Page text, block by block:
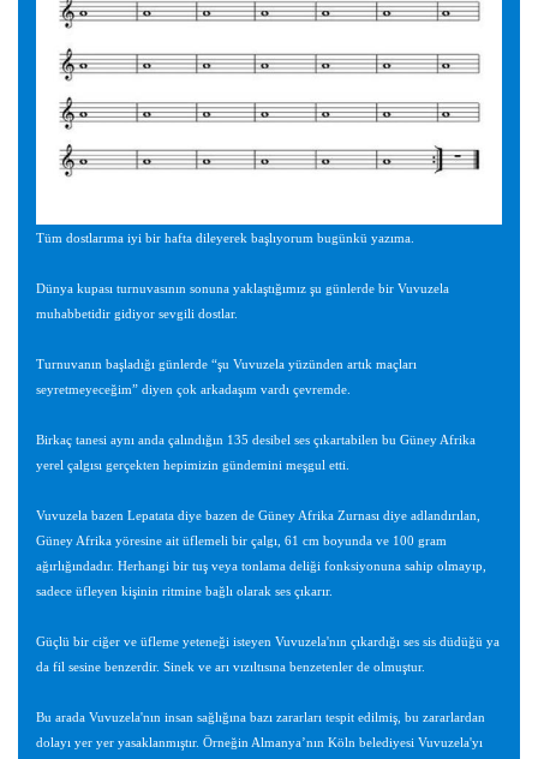
Tüm dostlarıma iyi bir hafta dileyerek başlıyorum bugünkü yazıma.
Dünya kupası turnuvasının sonuna yaklaştığımız şu günlerde bir Vuvuzela
muhabbetidir gidiyor sevgili dostlar.
Turnuvanın başladığı günlerde “şu Vuvuzela yüzünden artık maçları
seyretmeyeceğim” diyen çok arkadaşım vardı çevremde.
Birkaç tanesi aynı anda çalındığın 135 desibel ses çıkartabilen bu Güney Afrika
yerel çalgısı gerçekten hepimizin gündemini meşgul etti.
Vuvuzela bazen Lepatata diye bazen de Güney Afrika Zurnası diye adlandırılan,
Güney Afrika yöresine ait üflemeli bir çalgı, 61 cm boyunda ve 100 gram
ağırlığındadır. Herhangi bir tuş veya tonlama deliği fonksiyonuna sahip olmayıp,
sadece üfleyen kişinin ritmine bağlı olarak ses çıkarır.
Güçlü bir ciğer ve üfleme yeteneği isteyen Vuvuzela'nın çıkardığı ses sis düdüğü ya
da fil sesine benzerdir. Sinek ve arı vızıltısına benzetenler de olmuştur.
Bu arada Vuvuzela'nın insan sağlığına bazı zararları tespit edilmiş, bu zararlardan
dolayı yer yer yasaklanmıştır. Örneğin Almanya’nın Köln belediyesi Vuvuzela'yı